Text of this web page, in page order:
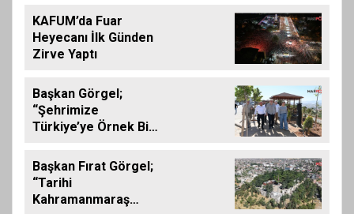
KAFUM’da Fuar
Heyecanı İlk Günden
Zirve Yaptı
Başkan Görgel;
“Şehrimize
Türkiye’ye Örnek Bir
Kazandırdık”
Başkan Fırat Görgel;
“Tarihi
Kahramanmaraş